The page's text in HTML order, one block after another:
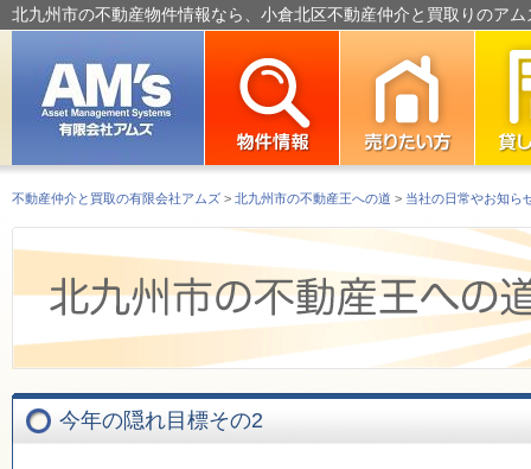
北九州市の不動産物件情報なら、小倉北区不動産仲介と買取りのア
不動産仲介と買取の有限会社アムズ > 北九州市の不動産王への道 > 当社の日常やお知ら
今年の隠れ目標その2